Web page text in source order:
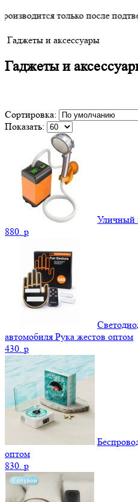
только после
Гаджеты и аксессуары
Гаджеты и
Сортировка:
Показать:
Уличный
880. p
автомобиля Рука жестов оптом
430. p
оптом
830. p